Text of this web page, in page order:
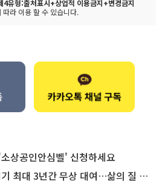
4유형:출처표시+상업적 이용금지+변경금지
따라 이용 할 수 있습니다.
상공인안심벨' 신청하세요
대 3년간 무상 대여…삶의 질 높인다